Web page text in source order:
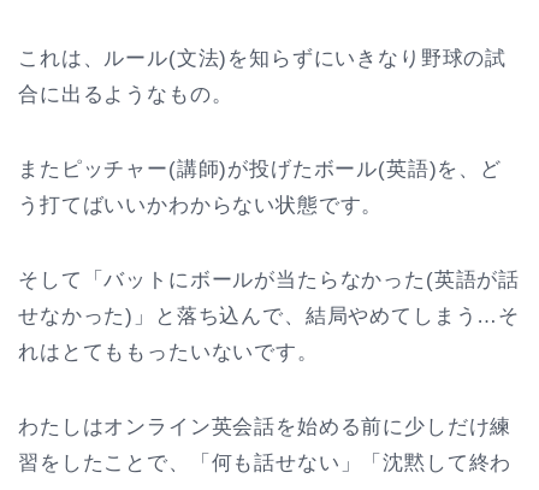
これは、ルール(文法)を知らずにいきなり野球の試
合に出るようなもの。
またピッチャー(講師)が投げたボール(英語)を、ど
う打てばいいかわからない状態です。
そして「バットにボールが当たらなかった(英語が話
せなかった)」と落ち込んで、結局やめてしまう…そ
れはとてももったいないです。
わたしはオンライン英会話を始める前に少しだけ練
習をしたことで、「何も話せない」「沈黙して終わ